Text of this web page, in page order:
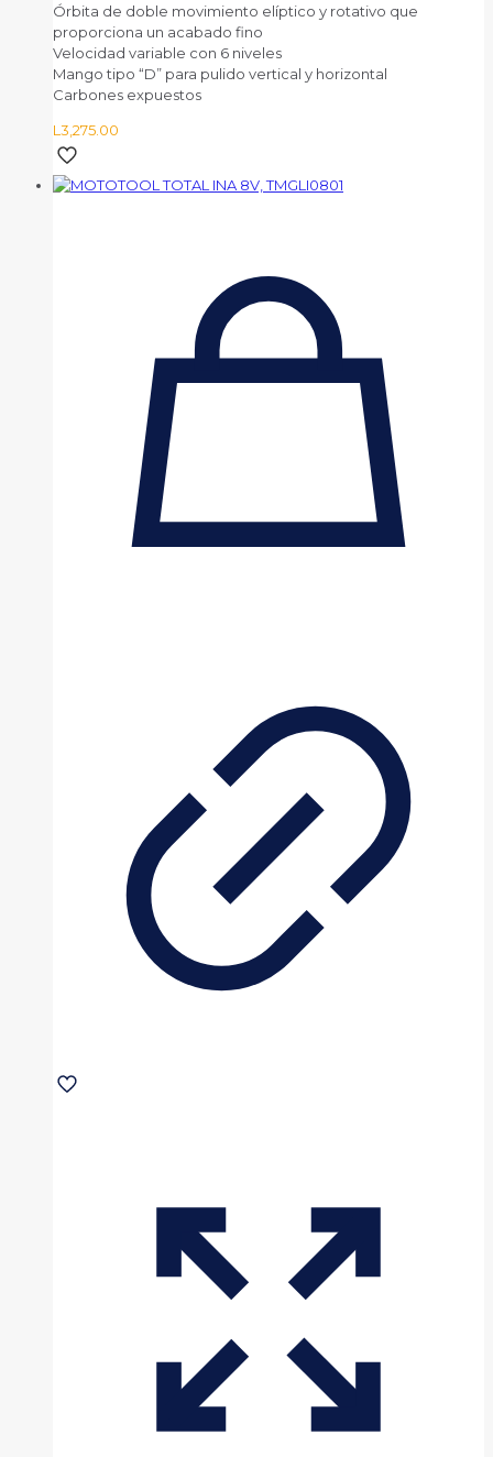
Órbita de doble movimiento elíptico y rotativo que
proporciona un acabado fino
Velocidad variable con 6 niveles
Mango tipo “D” para pulido vertical y horizontal
Carbones expuestos
L 3,275.00